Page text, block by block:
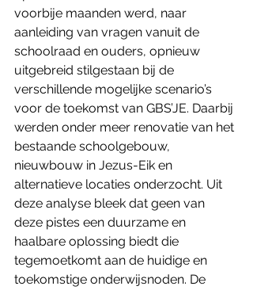
voorbije maanden werd, naar
aanleiding van vragen vanuit de
schoolraad en ouders, opnieuw
uitgebreid stilgestaan bij de
verschillende mogelijke scenario’s
voor de toekomst van GBS’JE. Daarbij
werden onder meer renovatie van het
bestaande schoolgebouw,
nieuwbouw in Jezus-Eik en
alternatieve locaties onderzocht. Uit
deze analyse bleek dat geen van
deze pistes een duurzame en
haalbare oplossing biedt die
tegemoetkomt aan de huidige en
toekomstige onderwijsnoden. De